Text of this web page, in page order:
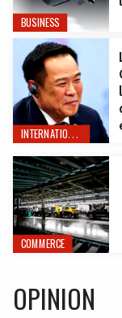
BUSINESS
INTERNATIONAL
COMMERCE
OPINION